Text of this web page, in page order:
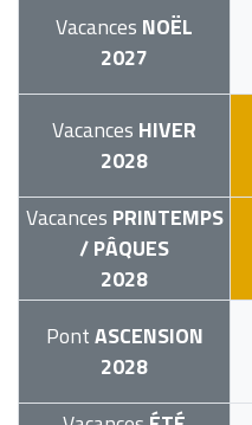
Vacances NOËL
2027
Vacances HIVER
2028
Vacances PRINTEMPS
/ PÂQUES
2028
PontASCENSION
2028